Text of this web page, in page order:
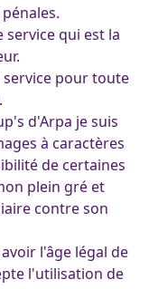
service qui est la
service pour toute
d'Arpa je suis
à caractères
de certaines
plein gré et
contre son
l'âge légal de
l'utilisation de